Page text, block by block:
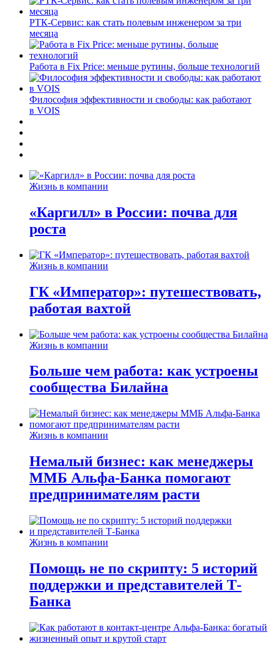
РТК-Сервис: как стать полевым инженером за три
месяца
Работа в Fix Price: меньше рутины, больше технологий
Философия эффективности и свободы: как работают
в VOIS
Жизнь в компании
«Каргилл» в России: почва для
роста
Жизнь в компании
ГК «Император»: путешествовать,
работая вахтой
Жизнь в компании
Больше чем работа: как устроены
сообщества Билайна
Жизнь в компании
Немалый бизнес: как менеджеры
ММБ Альфа-Банка помогают
предпринимателям расти
Жизнь в компании
Помощь не по скрипту: 5 историй
поддержки и представителей Т-
Банка